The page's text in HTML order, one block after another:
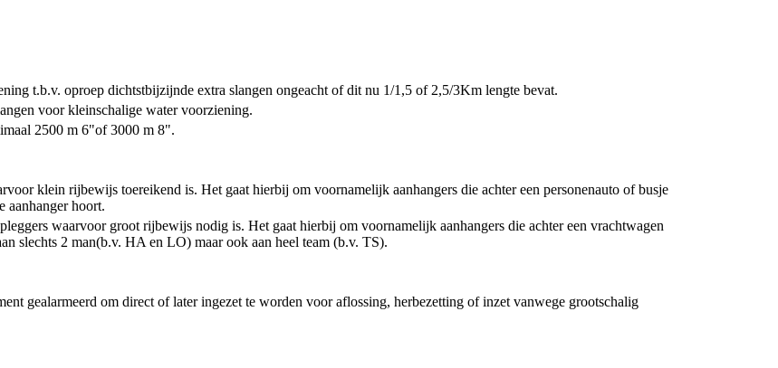
t.b.v. oproep dichtstbijzijnde extra slangen ongeacht of dit nu 1/1,5 of 2,5/3Km lengte bevat.
voor kleinschalige water voorziening.
2500 m 6"of 3000 m 8".
klein rijbewijs toereikend is. Het gaat hierbij om voornamelijk aanhangers die achter een personenauto of busje
aanhanger hoort.
waarvoor groot rijbewijs nodig is. Het gaat hierbij om voornamelijk aanhangers die achter een vrachtwagen
slechts 2 man(b.v. HA en LO) maar ook aan heel team (b.v. TS).
gealarmeerd om direct of later ingezet te worden voor aflossing, herbezetting of inzet vanwege grootschalig